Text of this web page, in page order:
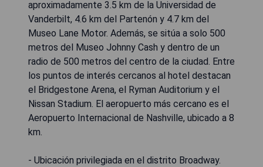
aproximadamente 3.5 km de la Universidad de
Vanderbilt, 4.6 km del Partenón y 4.7 km del
Museo Lane Motor. Además, se sitúa a solo 500
metros del Museo Johnny Cash y dentro de un
radio de 500 metros del centro de la ciudad. Entre
los puntos de interés cercanos al hotel destacan
el Bridgestone Arena, el Ryman Auditorium y el
Nissan Stadium. El aeropuerto más cercano es el
Aeropuerto Internacional de Nashville, ubicado a 8
km.
- Ubicación privilegiada en el distrito Broadway.